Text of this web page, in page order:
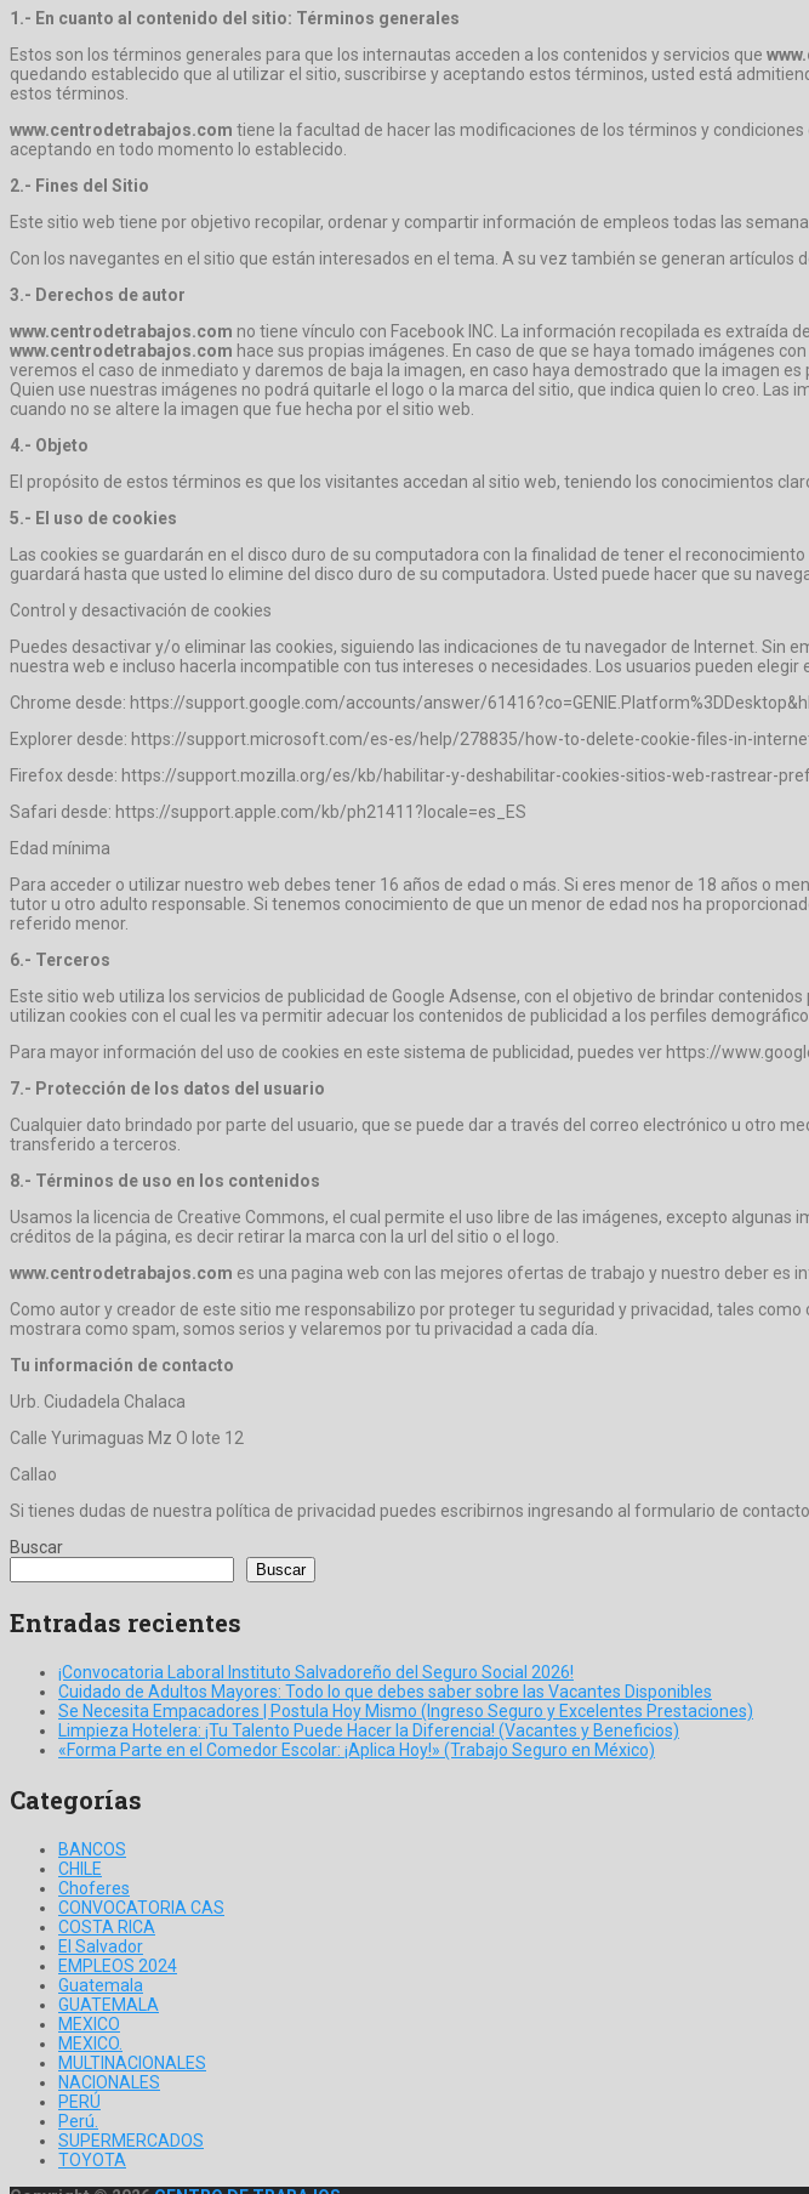
1.- En cuanto al contenido del sitio: Términos generales
Estos son los términos generales para que los internautas acceden a los contenidos y servicios que
quedando establecido que al utilizar el sitio, suscribirse y aceptando estos términos, usted está
estos términos.
www.centrodetrabajos.com tiene la facultad de hacer las modificaciones de los términos y
aceptando en todo momento lo establecido.
2.- Fines del Sitio
Este sitio web tiene por objetivo recopilar, ordenar y compartir información de empleos todas las
Con los navegantes en el sitio que están interesados en el tema. A su vez también se generan artículos
3.- Derechos de autor
www.centrodetrabajos.com no tiene vínculo con Facebook INC. La información recopilada es
www.centrodetrabajos.com hace sus propias imágenes. En caso de que se haya tomado imágenes
veremos el caso de inmediato y daremos de baja la imagen, en caso haya demostrado que la imagen es
Quien use nuestras imágenes no podrá quitarle el logo o la marca del sitio, que indica quien lo creo.
cuando no se altere la imagen que fue hecha por el sitio web.
4.- Objeto
El propósito de estos términos es que los visitantes accedan al sitio web, teniendo los conocimientos
5.- El uso de cookies
Las cookies se guardarán en el disco duro de su computadora con la finalidad de tener el
guardará hasta que usted lo elimine del disco duro de su computadora. Usted puede hacer que su
Control y desactivación de cookies
Puedes desactivar y/o eliminar las cookies, siguiendo las indicaciones de tu navegador de Internet.
nuestra web e incluso hacerla incompatible con tus intereses o necesidades. Los usuarios pueden
Chrome desde: https://support.google.com/accounts/answer/
Explorer desde: https://support.microsoft.com/es-es/help/278835/how-to-delete-cookie-files-in-
Firefox desde: https://support.mozilla.org/es/kb/habilitar-y-deshabilitar-cookies-sitios-web-rastrear-
Safari desde: https://support.apple.com/kb/ph21411?locale=es_ES
Edad mínima
Para acceder o utilizar nuestro web debes tener 16 años de edad o más. Si eres menor de 18 años o
tutor u otro adulto responsable. Si tenemos conocimiento de que un menor de edad nos ha
referido menor.
6.- Terceros
Este sitio web utiliza los servicios de publicidad de Google Adsense, con el objetivo de brindar
utilizan cookies con el cual les va permitir adecuar los contenidos de publicidad a los perfiles
Para mayor información del uso de cookies en este sistema de publicidad, puedes ver https://
7.- Protección de los datos del usuario
Cualquier dato brindado por parte del usuario, que se puede dar a través del correo electrónico u otro
transferido a terceros.
8.- Términos de uso en los contenidos
Usamos la licencia de Creative Commons, el cual permite el uso libre de las imágenes, excepto
créditos de la página, es decir retirar la marca con la url del sitio o el logo.
www.centrodetrabajos.com es una pagina web con las mejores ofertas de trabajo y nuestro deber es
Como autor y creador de este sitio me responsabilizo por proteger tu seguridad y privacidad, tales
mostrara como spam, somos serios y velaremos por tu privacidad a cada día.
Tu información de contacto
Urb. Ciudadela Chalaca
Calle Yurimaguas Mz O lote 12
Callao
Si tienes dudas de nuestra política de privacidad puedes escribirnos ingresando al formulario de
Buscar
Buscar
Entradas recientes
¡Convocatoria Laboral Instituto Salvadoreño del Seguro Social 2026!
Cuidado de Adultos Mayores: Todo lo que debes saber sobre las Vacantes Disponibles
Se Necesita Empacadores | Postula Hoy Mismo (Ingreso Seguro y Excelentes Prestaciones)
Limpieza Hotelera: ¡Tu Talento Puede Hacer la Diferencia! (Vacantes y Beneficios)
«Forma Parte en el Comedor Escolar: ¡Aplica Hoy!» (Trabajo Seguro en México)
Categorías
BANCOS
CHILE
Choferes
CONVOCATORIA CAS
COSTA RICA
El Salvador
EMPLEOS 2024
Guatemala
GUATEMALA
MEXICO
MEXICO.
MULTINACIONALES
NACIONALES
PERÚ
Perú.
SUPERMERCADOS
TOYOTA